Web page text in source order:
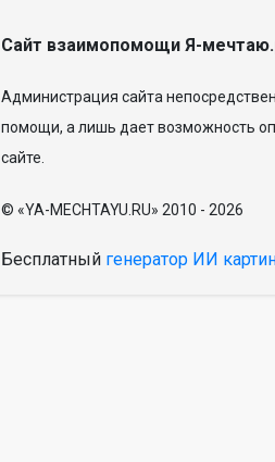
Сайт взаимопомощи Я-
Администрация сайта
помощи, а лишь дает возможность
сайте.
© «YA-MECHTAYU.RU» 2010 - 2026
Бесплатный генератор ИИ